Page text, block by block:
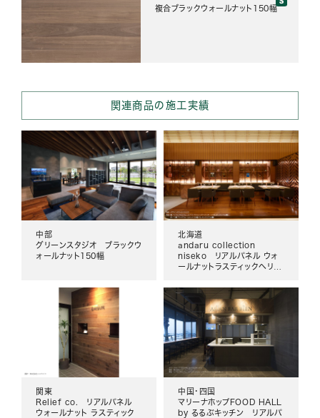
複合ブラックウォールナット150幅
関連商品の施工実績
中部
グリーンスタジオ ブラックウ
ォールナット150幅
北海道
andaru collection
niseko リアルパネル ウォ
ールナットラスティックヘリン
関東
Relief co. リアルパネル
ウォールナット ラスティック
中国・四国
マリーナホップFOOD HALL
by るるぶキッチン リアルパ